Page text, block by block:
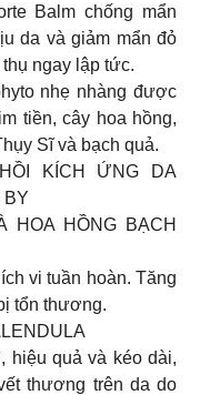
Balm chống mẩn
da và giảm mẩn đỏ
ngay lập tức.
nhẹ nhàng được
tiền, cây hoa hồng,
Sĩ và bạch quả.
KÍCH ỨNG DA
BY
HOA HỒNG BẠCH
vi tuần hoàn. Tăng
tổn thương.
hiệu quả và kéo dài,
thương trên da do